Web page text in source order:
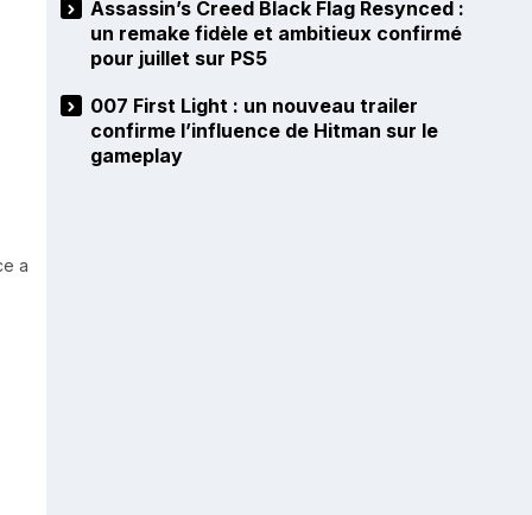
a
Assassin’s Creed Black Flag Resynced :
un remake fidèle et ambitieux confirmé
pour juillet sur PS5
007 First Light : un nouveau trailer
confirme l’influence de Hitman sur le
gameplay